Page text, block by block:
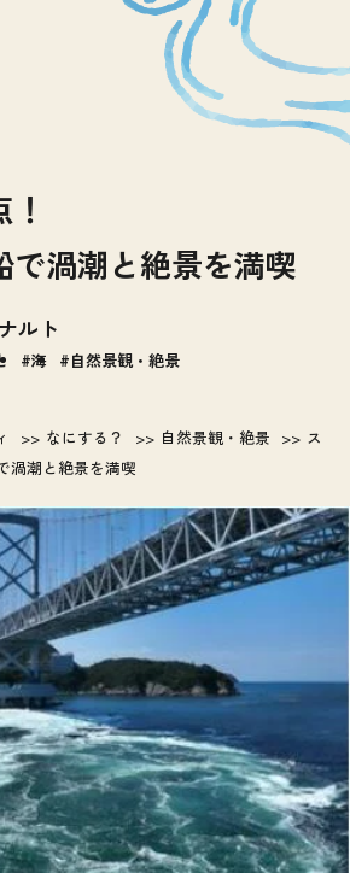
で渦潮と絶景を満喫
ルト
海 自然景観・絶景
なにする？ 自然景観・絶景
ス
渦潮と絶景を満喫